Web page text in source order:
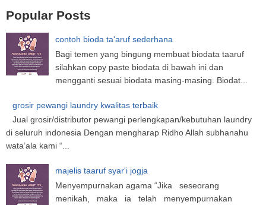
Popular Posts
contoh bioda ta'aruf sederhana
Bagi temen yang bingung membuat biodata taaruf
silahkan copy paste biodata di bawah ini dan
mengganti sesuai biodata masing-masing. Biodat...
grosir pewangi laundry kwalitas terbaik
Jual grosir/distributor pewangi perlengkapan/kebutuhan laundry
di seluruh indonesia Dengan mengharap Ridho Allah subhanahu
wata’ala kami “...
majelis taaruf syar'i jogja
Menyempurnakan agama “Jika seseorang
menikah, maka ia telah menyempurnakan